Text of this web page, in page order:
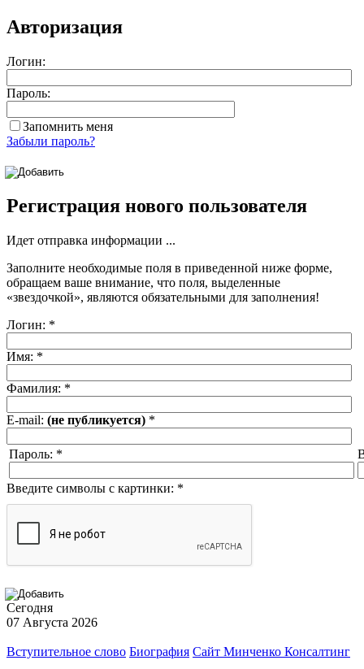
Авторизация
Логин:
Пароль:
Запомнить меня
Забыли пароль?
Регистрация нового пользователя
Идет отправка информации ...
Заполните необходимые поля в приведенной ниже форме,
обращаем ваше внимание, что поля, выделенные
«звездочкой», являются обязательными для заполнения!
Логин: *
Имя: *
Фамилия: *
E-mail: (не публикуется) *
Пароль: *
Введите символы с картинки: *
Сегодня
07 Августа 2026
Вступительное слово Биография Сайт Минченко Консалтинг